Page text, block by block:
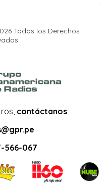
Todos los Derechos
contáctanos
566-067